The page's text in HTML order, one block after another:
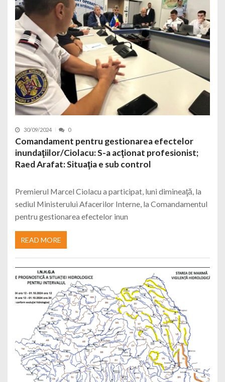
30/09/2024 0
Comandament pentru gestionarea efectelor
inundaţiilor/Ciolacu: S-a acţionat profesionist;
Raed Arafat: Situaţia e sub control
Premierul Marcel Ciolacu a participat, luni dimineaţă, la
sediul Ministerului Afacerilor Interne, la Comandamentul
pentru gestionarea efectelor inun
READ MORE